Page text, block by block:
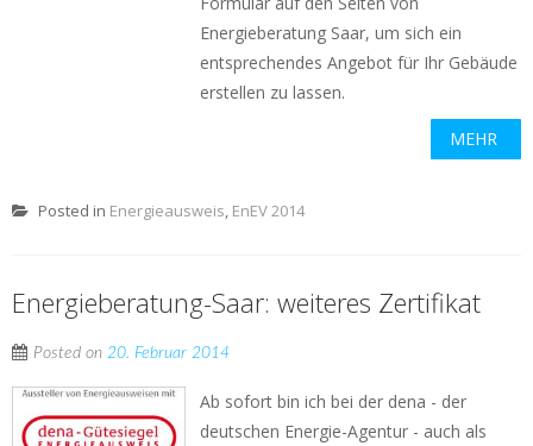
Energieberatung Saar, um sich ein
entsprechendes Angebot für Ihr Gebäude
erstellen zu lassen.
MEHR
Posted in Energieausweis, EnEV 2014
Energieberatung-Saar: weiteres Zertifikat
Posted on 20. Februar 2014
Ab sofort bin ich bei der dena - der
deutschen Energie-Agentur - auch als